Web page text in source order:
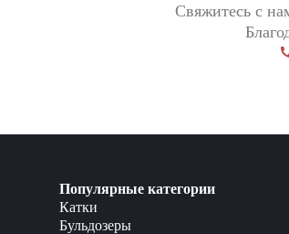
Свяжитесь с
Популярные категории
Катки
Бульдозеры